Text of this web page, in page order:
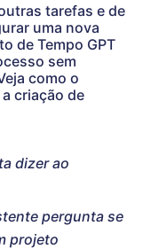
tarefas e de
uma nova
de Tempo GPT
sem
como o
criação de
dizer ao
pergunta se
projeto